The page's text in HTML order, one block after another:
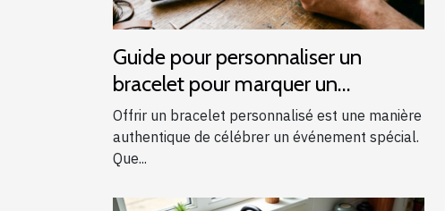
Guide pour personnaliser un
bracelet pour marquer un
événement spécial
Offrir un bracelet personnalisé est une manière
authentique de célébrer un événement spécial.
Que...